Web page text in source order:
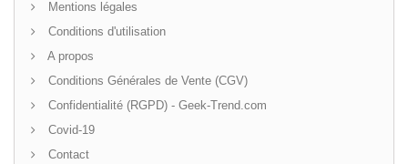
Mentions légales
Conditions d'utilisation
A propos
Conditions Générales de Vente (CGV)
Confidentialité (RGPD) - Geek-Trend.com
Covid-19
Contact